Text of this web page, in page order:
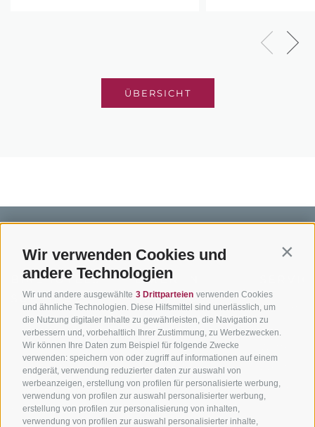
Wir verwenden Cookies und
andere Technologien
Wir und andere ausgewählte 3 Drittparteien verwenden Cookies
und ähnliche Technologien. Diese Hilfsmittel sind unerlässlich, um
die Nutzung digitaler Inhalte zu gewährleisten, die Navigation zu
verbessern und, vorbehaltlich Ihrer Zustimmung, zu Werbezwecken.
Wir können Ihre Daten zum Beispiel für folgende Zwecke
verwenden: speichern von oder zugriff auf informationen auf einem
endgerät, verwendung reduzierter daten zur auswahl von
werbeanzeigen, erstellung von profilen für personalisierte werbung,
verwendung von profilen zur auswahl personalisierter werbung,
erstellung von profilen zur personalisierung von inhalten,
verwendung von profilen zur auswahl personalisierter inhalte,
ÜBERSICHT
BIKEHOTELS
SÜDTIROL
Hotels & Pakete
Urlaubspakete
Unsere Gutscheine
Hot Deals
Bike & Work
BIKEN IN
SÜDTIROL
Mountainbiken in
Südtirol
Rennradfahren in
Südtirol
Radwege in Südtirol
Bikeshops & Verleihe
Kontakt
Anreise
Zum